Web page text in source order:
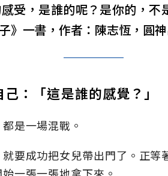
受，是誰的呢？是你的，不
》一書，作者：陳志恆，圓神
：「這是誰的感覺？」
是一場混戰。
要成功把女兒帶出門了。正等